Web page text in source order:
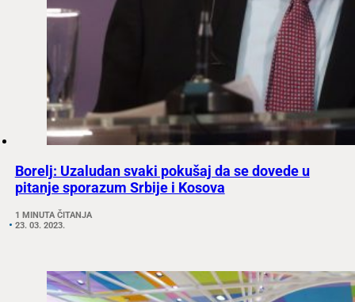
Borelj: Uzaludan svaki pokušaj da se dovede u
pitanje sporazum Srbije i Kosova
1 MINUTA ČITANJA
23. 03. 2023.